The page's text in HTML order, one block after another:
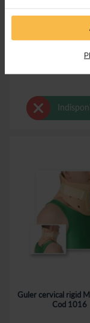
Guler cervical rigid
Cod 1016